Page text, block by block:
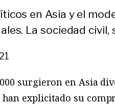
en Asia y el
La sociedad civil,
surgieron en Asia
han explicitado su